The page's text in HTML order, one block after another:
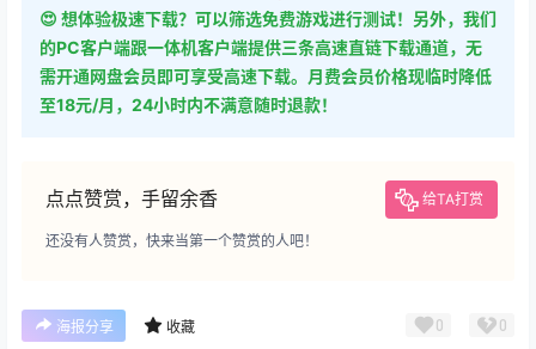
😍 想体验极速下载？可以筛选免费游戏进行测试！另外，我们
的PC客户端跟一体机客户端提供三条高速直链下载通道，无
需开通网盘会员即可享受高速下载。月费会员价格现临时降低
至18元/月，24小时内不满意随时退款！
点点赞赏，手留余香 给TA打赏
还没有人赞赏，快来当第一个赞赏的人吧！
海报分享 收藏 0 0